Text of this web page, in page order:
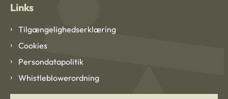
Links
Tilgængelighedserklæring
Cookies
Persondatapolitik
Whistleblowerordning